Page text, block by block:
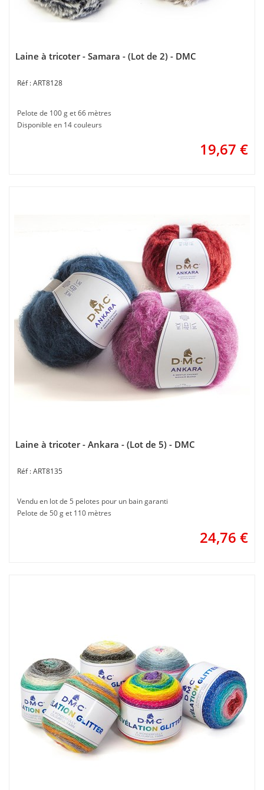
Laine à tricoter - Samara - (Lot de 2) - DMC
ART8128
Pelote de 100 g et 66 mètres
Disponible en 14 couleurs
19,67 €
Laine à tricoter - Ankara - (Lot de 5) - DMC
ART8135
Vendu en lot de 5 pelotes pour un bain garanti
Pelote de 50 g et 110 mètres
24,76 €